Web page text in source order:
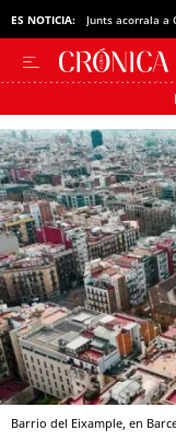
ES NOTICIA: Junts acorrala a
Barrio del Eixample, en